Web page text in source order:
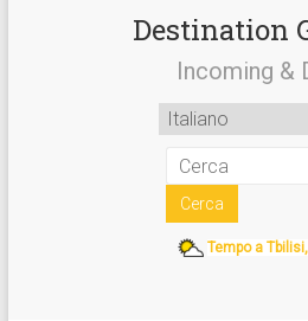
Destination
Incoming &
Tempo a